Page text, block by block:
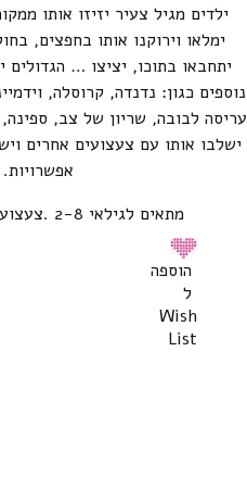
ילדים מגיל צעיר יזיזו אותו
ימלאו וירוקנו אותו בחפצים,
יתחבאו בתוכו, יציצו … הגדולים
נוספים כגון: נדנדה, קרוסלה,
עריסה לבובה, שריון של צב,
ישלבו אותו עם צעצועים אחרים
אפשרויות.
מתאים לגילאי 2-8 .צעצוע הגדל עם הילד!
הוספה
ל
Wish
List